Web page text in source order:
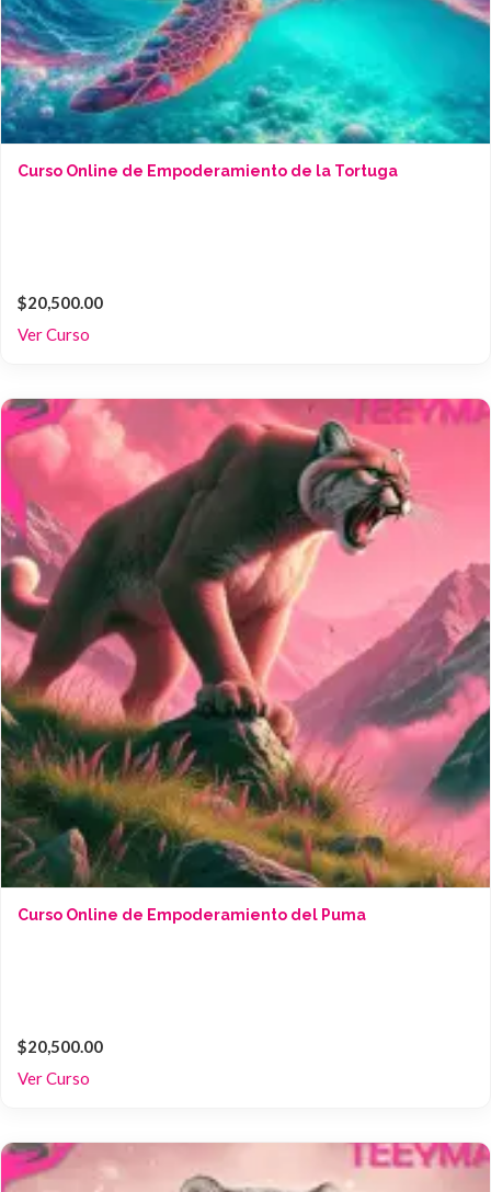
Curso Online de Empoderamiento de la Tortuga
$20,500.00
Ver Curso
Curso Online de Empoderamiento del Puma
$20,500.00
Ver Curso